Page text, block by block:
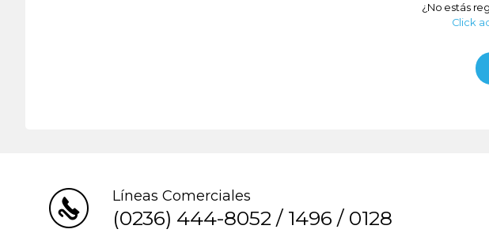
¿No estás
Click
Líneas Comerciales
(0236) 444-8052 / 1496 / 0128